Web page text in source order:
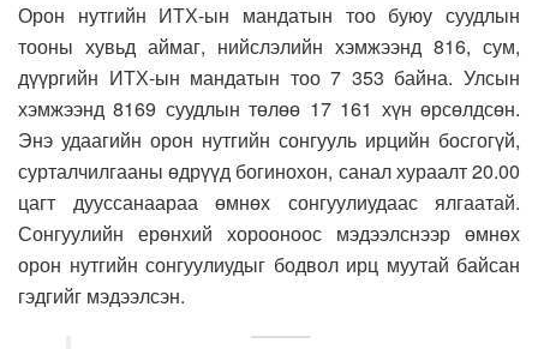
Орон нутгийн ИТХ-ын мандатын тоо буюу суудлын
тооны хувьд аймаг, нийслэлийн хэмжээнд 816, сум,
дүүргийн ИТХ-ын мандатын тоо 7 353 байна. Улсын
хэмжээнд 8169 суудлын төлөө 17 161 хүн өрсөлдсөн.
Энэ удаагийн орон нутгийн сонгууль ирцийн босгогүй,
сурталчилгааны өдрүүд богинохон, санал хураалт 20.00
цагт дууссанаараа өмнөх сонгуулиудаас ялгаатай.
Сонгуулийн ерөнхий хорооноос мэдээлснээр өмнөх
орон нутгийн сонгуулиудыг бодвол ирц муутай байсан
гэдгийг мэдээлсэн.